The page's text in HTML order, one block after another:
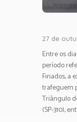
27 de
Entre os
período
Finados, a
trafeguem
Triângulo
(SP-310),